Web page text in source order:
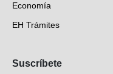
Economía
EH Trámites
EH Verifica
Suscríbete